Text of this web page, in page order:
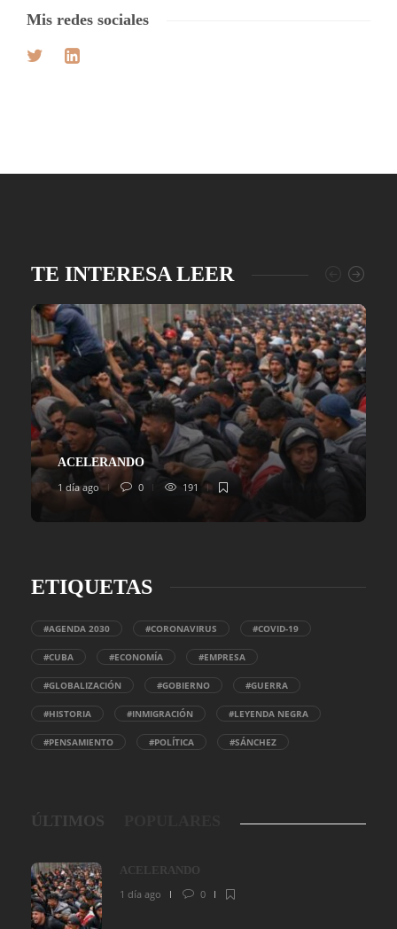
Mis redes sociales
TE INTERESA LEER
ACELERANDO
1 día ago
0 191
ETIQUETAS
#AGENDA 2030 #CORONAVIRUS #COVID-19
#CUBA #ECONOMÍA #EMPRESA
#GLOBALIZACIÓN #GOBIERNO #GUERRA
#HISTORIA #INMIGRACIÓN #LEYENDA NEGRA
#PENSAMIENTO #POLÍTICA #SÁNCHEZ
ÚLTIMOS
ACELERANDO
1 día ago
0